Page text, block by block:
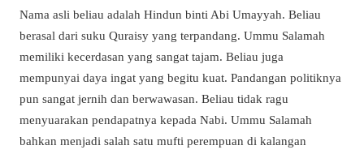
Nama asli beliau adalah Hindun binti Abi Umayyah. Beliau
berasal dari suku Quraisy yang terpandang. Ummu Salamah
memiliki kecerdasan yang sangat tajam. Beliau juga
mempunyai daya ingat yang begitu kuat. Pandangan politiknya
pun sangat jernih dan berwawasan. Beliau tidak ragu
menyuarakan pendapatnya kepada Nabi. Ummu Salamah
bahkan menjadi salah satu mufti perempuan di kalangan